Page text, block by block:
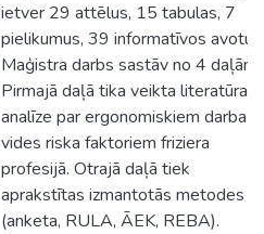
ietver 29 attēlus, 15 tabulas, 7
pielikumus, 39 informatīvos avotus.
Maģistra darbs sastāv no 4 daļām.
Pirmajā daļā tika veikta literatūras
analīze par ergonomiskiem darba
vides riska faktoriem friziera
profesijā. Otrajā daļā tiek
aprakstītas izmantotās metodes
(anketa, RULA, ĀEK, REBA).